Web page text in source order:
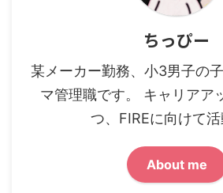
ちっぴー
某メーカー勤務、小3男子の
マ管理職です。 キャリアア
つ、FIREに向けて活
About me